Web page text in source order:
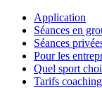
Application
Séances en
Séances
Pour les
Quel sport
Tarifs coaching